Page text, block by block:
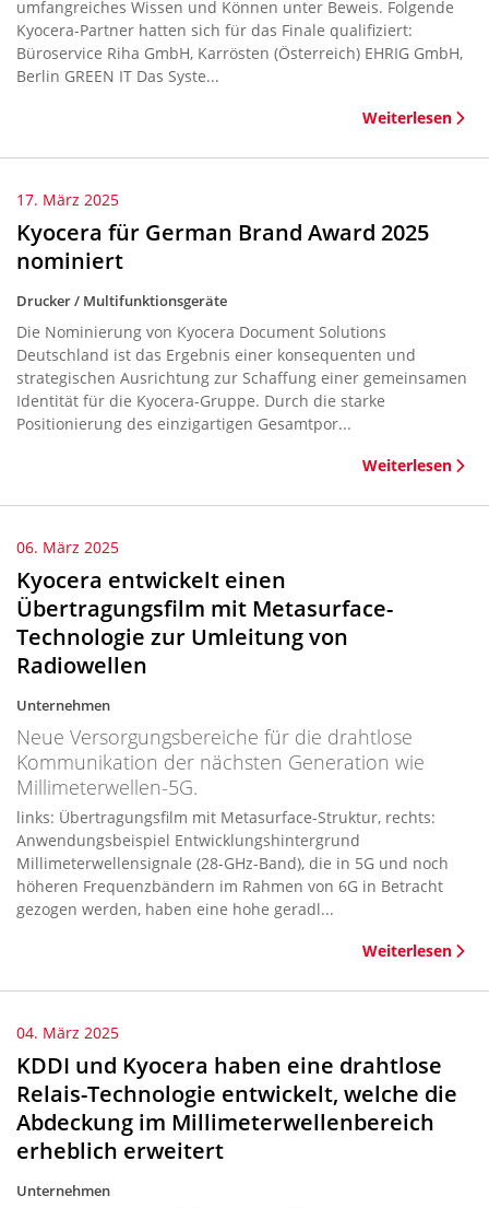
umfangreiches Wissen und Können unter Beweis. Folgende
Kyocera-Partner hatten sich für das Finale qualifiziert:
Büroservice Riha GmbH, Karrösten (Österreich) EHRIG GmbH,
Berlin GREEN IT Das Syste...
Weiterlesen
17. März 2025
Kyocera für German Brand Award 2025
nominiert
Drucker / Multifunktionsgeräte
Die Nominierung von Kyocera Document Solutions
Deutschland ist das Ergebnis einer konsequenten und
strategischen Ausrichtung zur Schaffung einer gemeinsamen
Identität für die Kyocera-Gruppe. Durch die starke
Positionierung des einzigartigen Gesamtpor...
Weiterlesen
06. März 2025
Kyocera entwickelt einen
Übertragungsfilm mit Metasurface-
Technologie zur Umleitung von
Radiowellen
Unternehmen
Neue Versorgungsbereiche für die drahtlose
Kommunikation der nächsten Generation wie
Millimeterwellen-5G.
links: Übertragungsfilm mit Metasurface-Struktur, rechts:
Anwendungsbeispiel Entwicklungshintergrund
Millimeterwellensignale (28-GHz-Band), die in 5G und noch
höheren Frequenzbändern im Rahmen von 6G in Betracht
gezogen werden, haben eine hohe geradl...
Weiterlesen
04. März 2025
KDDI und Kyocera haben eine drahtlose
Relais-Technologie entwickelt, welche die
Abdeckung im Millimeterwellenbereich
erheblich erweitert
Unternehmen